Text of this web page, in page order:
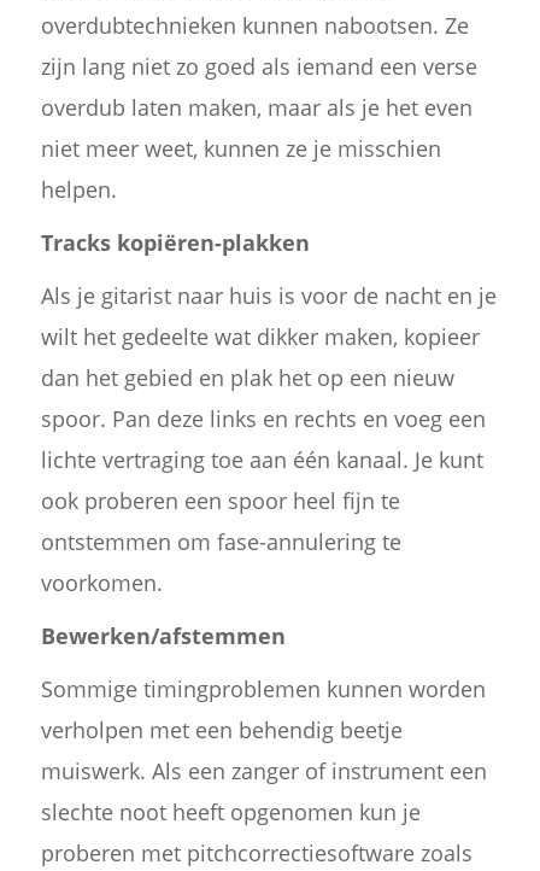
overdubtechnieken kunnen nabootsen. Ze
zijn lang niet zo goed als iemand een verse
overdub laten maken, maar als je het even
niet meer weet, kunnen ze je misschien
helpen.
Tracks kopiëren-plakken
Als je gitarist naar huis is voor de nacht en je
wilt het gedeelte wat dikker maken, kopieer
dan het gebied en plak het op een nieuw
spoor. Pan deze links en rechts en voeg een
lichte vertraging toe aan één kanaal. Je kunt
ook proberen een spoor heel fijn te
ontstemmen om fase-annulering te
voorkomen.
Bewerken/afstemmen
Sommige timingproblemen kunnen worden
verholpen met een behendig beetje
muiswerk. Als een zanger of instrument een
slechte noot heeft opgenomen kun je
proberen met pitchcorrectiesoftware zoals